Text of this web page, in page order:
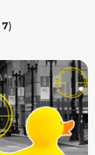
7)